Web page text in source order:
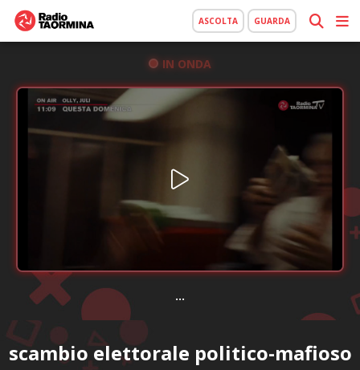
ASCOLTA GUARDA
IN ONDA
...
scambio elettorale politico-mafioso